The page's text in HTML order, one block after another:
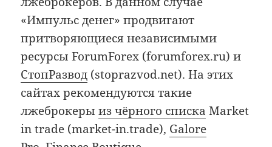
«Импульс денег» продвигают
притворяющиеся независимыми
ресурсы ForumForex (forumforex.ru) и
СтопРазвод (stoprazvod.net). На этих
сайтах рекомендуются такие
лжеброкерыиз чёрного списка Market
in trade (market-in.trade), Galore